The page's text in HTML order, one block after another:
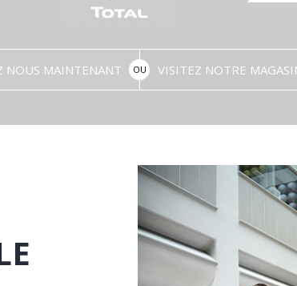
NOUS MAINTENANT OU VISITEZ NOTRE